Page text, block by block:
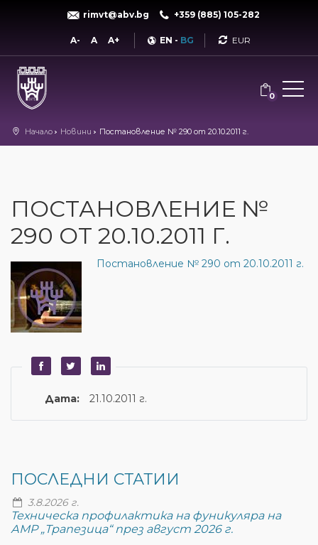
rimvt@abv.bg +359 (885) 105-282
A- A A+ EN - BG Currency
0
Начало Новини Постановление № 290 от 20.10.2011 г.
ПОСТАНОВЛЕНИЕ №
290 ОТ 20.10.2011 Г.
Постановление № 290 от 20.10.2011 г.
Дата: 21.10.2011 г.
ПОСЛЕДНИ СТАТИИ
3.8.2026 г.
Техническа профилактика на фуникуляра на
АМР „Трапезица“ през август 2026 г.